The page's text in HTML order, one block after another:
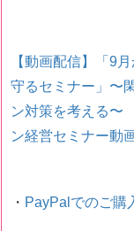
【動画配信】「9
守るセミナー」〜
ン対策を考える〜
ン経営セミナー動
・ PayPalでのご購